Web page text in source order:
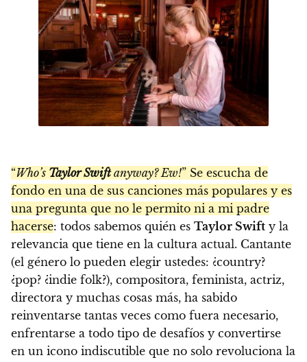
“Who’s Taylor Swiftanyway? Ew!” Se escucha de
fondo en una de sus canciones más populares y es
una pregunta que no le permito ni a mi padre
hacerse: todos sabemos quién es Taylor Swift y la
relevancia que tiene en la cultura actual. Cantante
(el género lo pueden elegir ustedes: ¿country?
¿pop? ¿indie folk?), compositora, feminista, actriz,
directora y muchas cosas más, ha sabido
reinventarse tantas veces como fuera necesario,
enfrentarse a todo tipo de desafíos y convertirse
en un icono indiscutible que no solo revoluciona la